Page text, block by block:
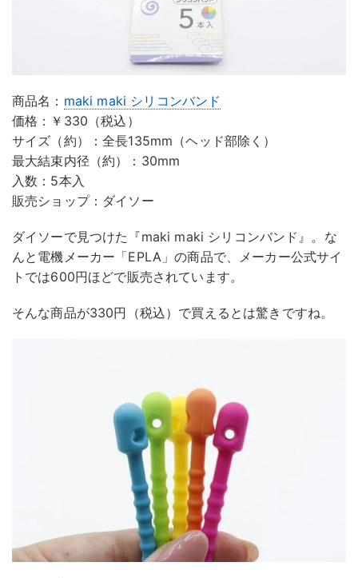
商品名： maki maki シリコンバンド
価格：￥330（税込）
サイズ（約）：全長135mm（ヘッド部除く）
最大結束内径（約）：30mm
入数：5本入
販売ショップ：ダイソー
ダイソーで見つけた『maki maki シリコンバンド』。な
んと電機メーカー「EPLA」の商品で、メーカー公式サイ
トでは600円ほどで販売されています。
そんな商品が330円（税込）で買えるとは驚きですね。